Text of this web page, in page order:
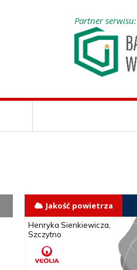
Partner serwisu:
Jakość powietrza